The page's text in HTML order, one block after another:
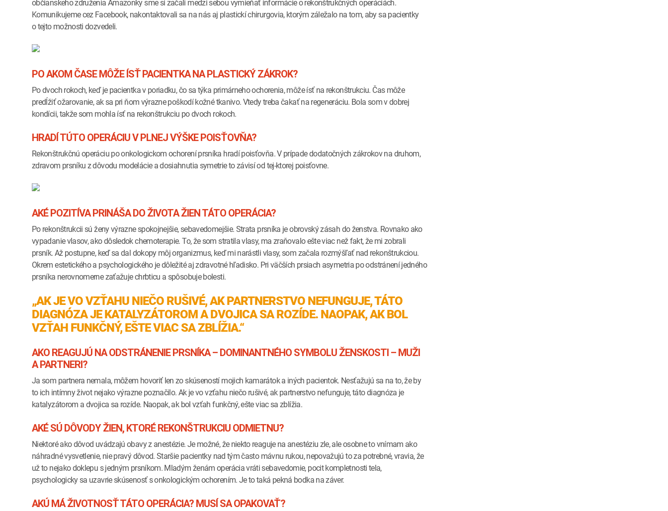
občianskeho združenia Amazonky sme si začali medzi sebou vymieňať informácie o rekonštrukčných operáciách.
Komunikujeme cez Facebook, nakontaktovali sa na nás aj plastickí chirurgovia, ktorým záležalo na tom, aby sa pacientky
o tejto možnosti dozvedeli.
PO AKOM ČASE MÔŽE ÍSŤ PACIENTKA NA PLASTICKÝ ZÁKROK?
Po dvoch rokoch, keď je pacientka v poriadku, čo sa týka primárneho ochorenia, môže ísť na rekonštrukciu. Čas môže
predĺžiť ožarovanie, ak sa pri ňom výrazne poškodí kožné tkanivo. Vtedy treba čakať na regeneráciu. Bola som v dobrej
kondícii, takže som mohla ísť na rekonštrukciu po dvoch rokoch.
HRADÍ TÚTO OPERÁCIU V PLNEJ VÝŠKE POISŤOVŇA?
Rekonštrukčnú operáciu po onkologickom ochorení prsníka hradí poisťovňa. V prípade dodatočných zákrokov na druhom,
zdravom prsníku z dôvodu modelácie a dosiahnutia symetrie to závisí od tej-ktorej poisťovne.
AKÉ POZITÍVA PRINÁŠA DO ŽIVOTA ŽIEN TÁTO OPERÁCIA?
Po rekonštrukcii sú ženy výrazne spokojnejšie, sebavedomejšie. Strata prsníka je obrovský zásah do ženstva. Rovnako ako
vypadanie vlasov, ako dôsledok chemoterapie. To, že som stratila vlasy, ma zraňovalo ešte viac než fakt, že mi zobrali
prsník. Až postupne, keď sa dal dokopy môj organizmus, keď mi narástli vlasy, som začala rozmýšľať nad rekonštrukciou.
Okrem estetického a psychologického je dôležité aj zdravotné hľadisko. Pri väčších prsiach asymetria po odstránení jedného
prsníka nerovnomerne zaťažuje chrbticu a spôsobuje bolesti.
„AK JE VO VZŤAHU NIEČO RUŠIVÉ, AK PARTNERSTVO NEFUNGUJE, TÁTO
DIAGNÓZA JE KATALYZÁTOROM A DVOJICA SA ROZÍDE. NAOPAK, AK BOL
VZŤAH FUNKČNÝ, EŠTE VIAC SA ZBLÍŽIA.“
AKO REAGUJÚ NA ODSTRÁNENIE PRSNÍKA – DOMINANTNÉHO SYMBOLU ŽENSKOSTI – MUŽI
A PARTNERI?
Ja som partnera nemala, môžem hovoriť len zo skúseností mojich kamarátok a iných pacientok. Nesťažujú sa na to, že by
to ich intímny život nejako výrazne poznačilo. Ak je vo vzťahu niečo rušivé, ak partnerstvo nefunguje, táto diagnóza je
katalyzátorom a dvojica sa rozíde. Naopak, ak bol vzťah funkčný, ešte viac sa zblížia.
AKÉ SÚ DÔVODY ŽIEN, KTORÉ REKONŠTRUKCIU ODMIETNU?
Niektoré ako dôvod uvádzajú obavy z anestézie. Je možné, že niekto reaguje na anestéziu zle, ale osobne to vnímam ako
náhradné vysvetlenie, nie pravý dôvod. Staršie pacientky nad tým často mávnu rukou, nepovažujú to za potrebné, vravia, že
už to nejako doklepu s jedným prsníkom. Mladým ženám operácia vráti sebavedomie, pocit kompletnosti tela,
psychologicky sa uzavrie skúsenosť s onkologickým ochorením. Je to taká pekná bodka na záver.
AKÚ MÁ ŽIVOTNOSŤ TÁTO OPERÁCIA? MUSÍ SA OPAKOVAŤ?